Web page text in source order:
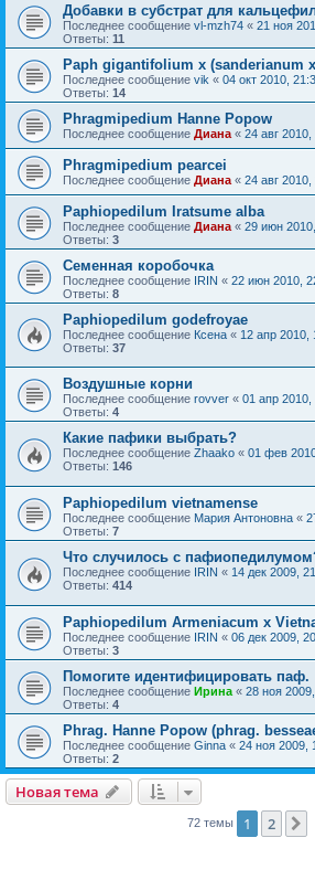
Добавки в субстрат для
Последнее сообщение vl-mzh74 « 21 ноя
Ответы: 11
Paph gigantifolium x (sanderianum
Последнее сообщение vik « 04 окт 2010,
Ответы: 14
Phragmipedium Hanne Popow
Последнее сообщение Диана « 24 авг 2010,
Phragmipedium pearcei
Последнее сообщение Диана « 24 авг 2010,
Paphiopedilum Iratsume alba
Последнее сообщение Диана « 29 июн
Ответы: 3
Семенная коробочка
Последнее сообщение IRIN « 22 июн 2010,
Ответы: 8
Paphiopedilum godefroyae
Последнее сообщение Ксена « 12 апр 2010,
Ответы: 37
Воздушные корни
Последнее сообщение rovver « 01 апр 2010,
Ответы: 4
Какие пафики выбрать?
Последнее сообщение Zhaako « 01 фев
Ответы: 146
Paphiopedilum vietnamense
Последнее сообщение Мария Антоновна «
Ответы: 7
Что случилось с
Последнее сообщение IRIN « 14 дек 2009,
Ответы: 414
Paphiopedilum Armeniacum x
Последнее сообщение IRIN « 06 дек 2009,
Ответы: 3
Помогите идентифицировать паф.
Последнее сообщение Ирина « 28 ноя
Ответы: 4
Phrag. Hanne Popow (phrag.
Последнее сообщение Ginna « 24 ноя 2009,
Ответы: 2
Новая тема
72 темы 1 2